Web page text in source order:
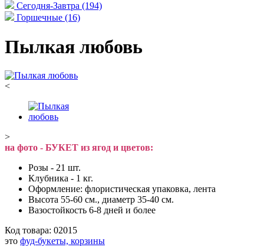
Сегодня-Завтра (194)
Горшечные (16)
Пылкая любовь
<
>
на фото - БУКЕТ из ягод и цветов:
Розы - 21 шт.
Клубника - 1 кг.
Оформление: флористическая упаковка, лента
Высота 55-60 см., диаметр 35-40 см.
Вазостойкость 6-8 дней и более
Код товара: 02015
это фуд-букеты, корзины